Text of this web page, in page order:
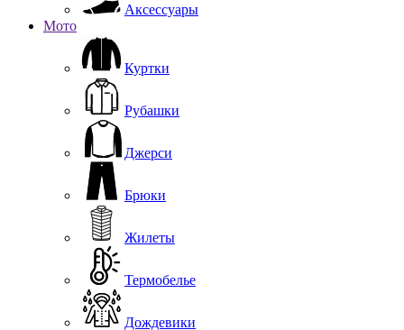
Аксессуары
Мото
Куртки
Рубашки
Джерси
Брюки
Жилеты
Термобелье
Дождевики